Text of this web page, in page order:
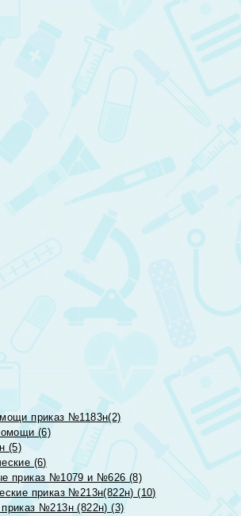
приказ №1183н(2)
(6)
(5)
(6)
приказ №1079 и №626 (8)
приказ №213н(822н) (10)
№213н (822н) (3)